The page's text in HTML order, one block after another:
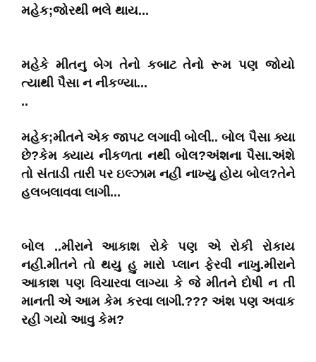
મહેક;જોરથી ભલે થાય...
મહેકે મીતનુ બેગ તેનો કબાટ તેનો રૂમ પણ જોયો
ત્યાથી પૈસા ન નીકળ્યા...
..
મહેક;મીતને એક જાપટ લગાવી બોલી.. બોલ પૈસા ક્યા
છે?કેમ ક્યાય નીકળતા નથી બોલ?અંશના પૈસા.અંશે
તો સંતાડી તારી પર ઇલ્ઝામ નહી નાખ્યુ હોય બોલ?તેને
હલબલાવવા લાગી...
બોલ ..મીરાને આકાશ રોકે પણ એ રોકી રોકાય
નહી.મીતને તો થયુ હુ મારો પ્લાન ફેરવી નાખુ.મીરાને
આકાશ પણ વિચારવા લાગ્યા કે જે મીતને દોષી ન તી
માનતી એ આમ કેમ કરવા લાગી.??? અંશ પણ અવાક
રહી ગયો આવુ કેમ?